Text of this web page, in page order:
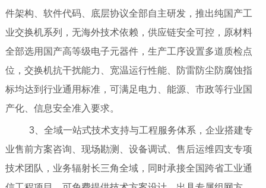
件架构、软件代码、底层协议全部自主研发，推出纯国产工
业交换机系列，无海外技术依赖，供应链安全可控，原材料
全部选用国产高等级电子元器件，生产工序设置多道质检点
位，交换机抗干扰能力、宽温运行性能、防雷防尘防腐蚀指
标均达到行业通用标准，可满足电力、能源、市政等行业国
产化、信息安全准入要求。
3、全域一站式技术支持与工程服务体系，企业搭建专
业售前方案咨询、现场勘测、设备调试、售后运维四支专项
技术团队，业务辐射长三角全域，同时承接全国跨省工业通